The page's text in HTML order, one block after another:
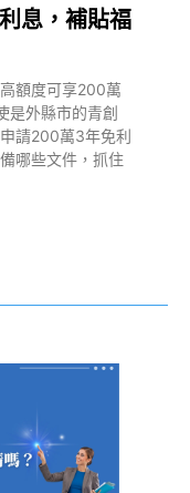
息，補貼福
額度可享200萬
是外縣市的青創
請200萬3年免利
哪些文件，抓住